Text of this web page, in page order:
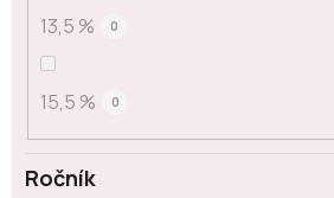
13,5 % 0
15,5 % 0
Ročník